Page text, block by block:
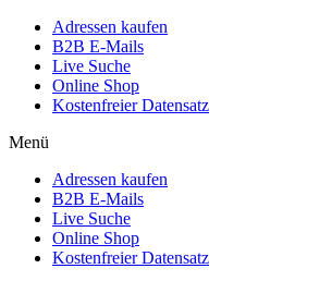
Adressen kaufen
B2B E-Mails
Live Suche
Online Shop
Kostenfreier Datensatz
Menü
Adressen kaufen
B2B E-Mails
Live Suche
Online Shop
Kostenfreier Datensatz